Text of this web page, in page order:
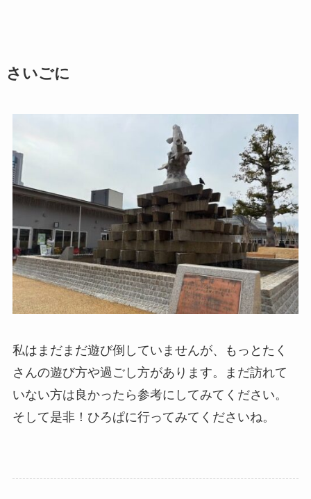
さいごに
私はまだまだ遊び倒していませんが、もっとたく
さんの遊び方や過ごし方があります。まだ訪れて
いない方は良かったら参考にしてみてください。
そして是非！ひろぱに行ってみてくださいね。